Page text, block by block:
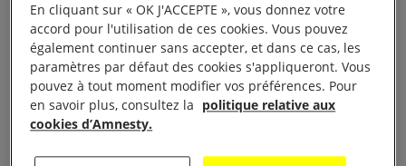
de la France à l’Arabie saoudite et aux Émirats
arabes unis en question.
Invitation à un petit-déjeuner presse mardi 20
mars 2018 à 9h30 au café Le Zimmer
Châtelet – Paris Ier)
En cliquant sur « OK J'ACCEPTE », vous donnez votre
accord pour l'utilisation de ces cookies. Vous pouvez
également continuer sans accepter, et dans ce cas, les
paramètres par défaut des cookies s'appliqueront. Vous
pouvez à tout moment modifier vos préférences. Pour
en savoir plus, consultez la politique relative aux
cookies d’Amnesty.